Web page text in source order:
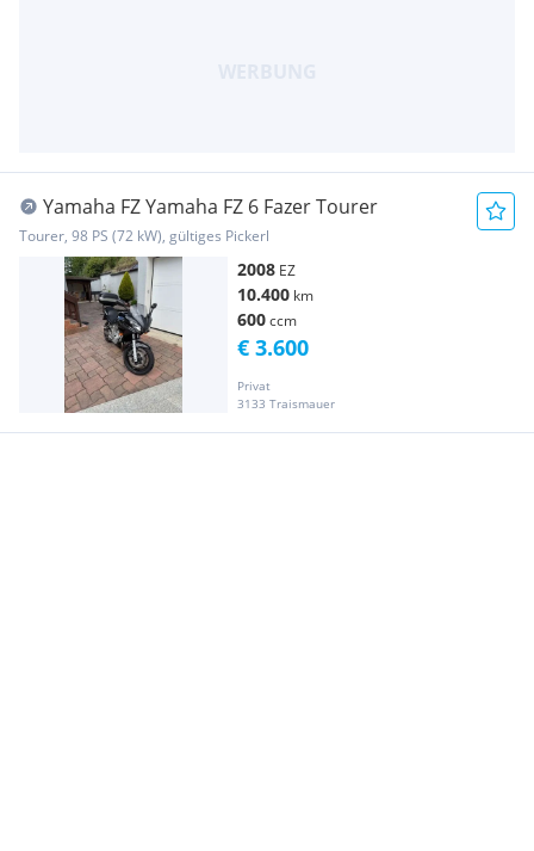
Yamaha FZ Yamaha FZ 6 Fazer Tourer
Tourer, 98 PS (72 kW), gültiges Pickerl
2008 EZ
10.400 km
600ccm
Privat
3133 Traismauer
€ 3.600